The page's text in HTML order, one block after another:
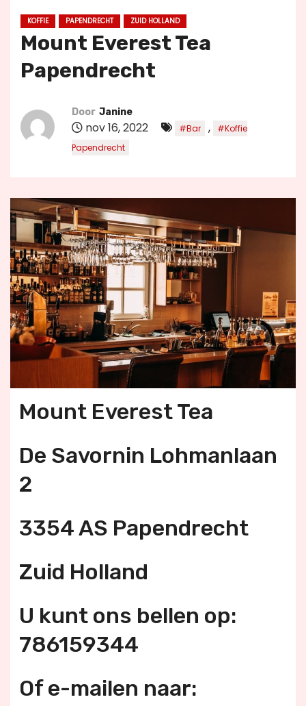
KOFFIE PAPENDRECHT ZUID HOLLAND
Mount Everest Tea
Papendrecht
Door Janine
nov 16, 2022 #Bar ,
#Koffie
Papendrecht
Mount Everest Tea
De Savornin Lohmanlaan
2
3354 AS Papendrecht
Zuid Holland
U kunt ons bellen op:
786159344
Of e-mailen naar: